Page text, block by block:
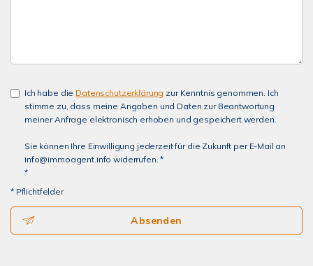
Ich habe die Datenschutzerklärung zur Kenntnis genommen. Ich
stimme zu, dass meine Angaben und Daten zur Beantwortung
meiner Anfrage elektronisch erhoben und gespeichert werden.
Sie können Ihre Einwilligung jederzeit für die Zukunft per E-Mail an
info@immoagent.info widerrufen. *
*
* Pflichtfelder
Absenden